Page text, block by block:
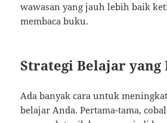
wawasan yang jauh lebih baik
membaca buku.
Strategi Belajar
Ada banyak cara untuk
belajar Anda. Pertama-tama,